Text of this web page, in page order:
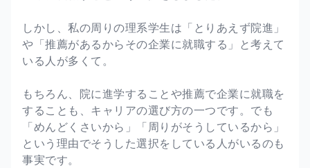
しかし、私の周りの理系学生は「とりあえず院進」
や「推薦があるからその企業に就職する」と考えて
いる人が多くて。
もちろん、院に進学することや推薦で企業に就職を
することも、キャリアの選び方の一つです。でも
「めんどくさいから」「周りがそうしているから」
という理由でそうした選択をしている人がいるのも
事実です。